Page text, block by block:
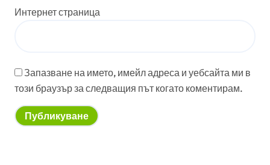
Интернет страница
Запазване на името, имейл адреса и уебсайта ми в
този браузър за следващия път когато коментирам.